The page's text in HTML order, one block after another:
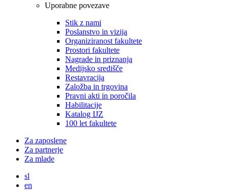
Uporabne povezave
Stik z nami
Poslanstvo in vizija
Organiziranost fakultete
Prostori fakultete
Nagrade in priznanja
Medijsko središče
Restavracija
Založba in trgovina
Pravni akti in poročila
Habilitacije
Katalog IJZ
100 let fakultete
Za zaposlene
Za partnerje
Za mlade
sl
en